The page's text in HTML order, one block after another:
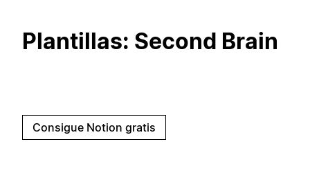
Plantillas: Second Brain
Consigue Notion gratis